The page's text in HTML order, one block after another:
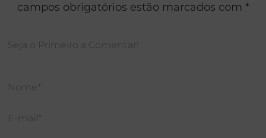
campos obrigatórios estão marcados com *